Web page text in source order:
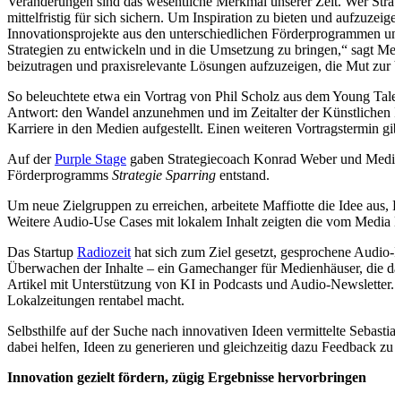
mittelfristig für sich sichern. Um Inspiration zu bieten und
Innovationsprojekte aus den unterschiedlichen Förderprogrammen
Strategien zu entwickeln und in die Umsetzung zu bringen,“ sagt
beizutragen und praxisrelevante Lösungen aufzuzeigen, die Mut zur
So beleuchtete etwa ein Vortrag von Phil Scholz aus dem Young
Antwort: den Wandel anzunehmen und im Zeitalter der
Karriere in den Medien aufgestellt. Einen weiteren Vortragstermin
Auf derPurple Stage gaben Strategiecoach Konrad Weber und
Förderprogramms Strategie Sparring entstand.
Um neue Zielgruppen zu erreichen, arbeitete Maffiotte die Idee
Weitere Audio-Use Cases mit lokalem Inhalt zeigten die vom
Das Startup Radiozeithat sich zum Ziel gesetzt, gesprochene
Überwachen der Inhalte – ein Gamechanger für Medienhäuser,
Artikel mit Unterstützung von KI in Podcasts und Audio-
Lokalzeitungen rentabel macht.
Selbsthilfe auf der Suche nach innovativen Ideen vermittelte
dabei helfen, Ideen zu generieren und gleichzeitig dazu Feedback
Innovation gezielt fördern, zügig Ergebnisse hervorbringen